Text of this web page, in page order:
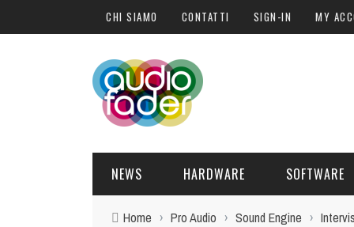
CHI SIAMO CONTATTI SIGN-IN MY
NEWS HARDWARE SOFTWARE
Home › Pro Audio › Sound Engine ›